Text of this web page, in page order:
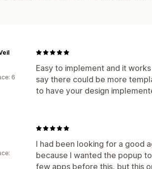
Easy to implement and it
say there could be more
to have your design
6
I had been looking for a good
because I wanted the popup
few apps before this, but this